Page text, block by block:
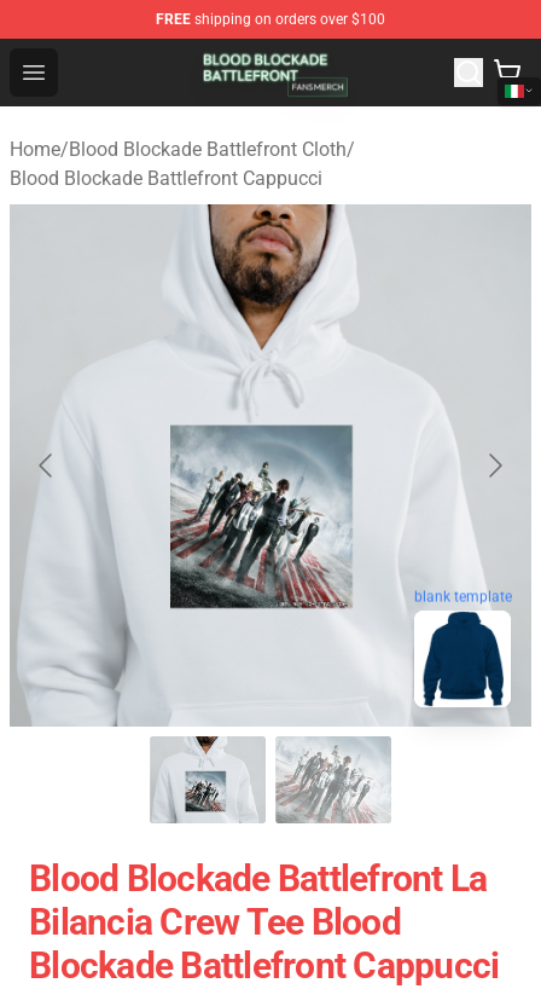
FREE shipping on orders over $100
Open menu
Blood Blockade Battlefront Shop - Official Blood
Home/Blood Blockade Battlefront Cloth/
Blood Blockade Battlefront Cappucci
blank template
Blood Blockade Battlefront La
Bilancia Crew Tee Blood
Blockade Battlefront Cappucci